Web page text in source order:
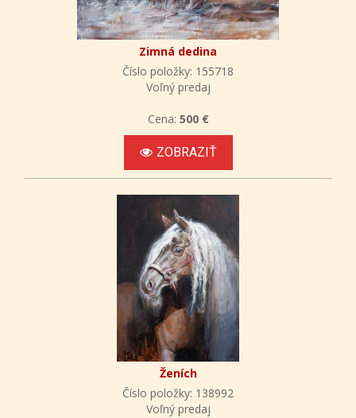
Zimná dedina
Číslo položky: 155718
Voľný predaj
Cena: 500 €
ZOBRAZIŤ
Ženích
Číslo položky: 138992
Voľný predaj